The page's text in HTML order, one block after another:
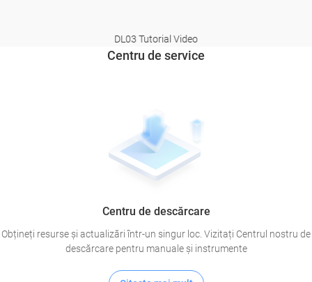
DL03 Tutorial Video
Centru de service
Centru de descărcare
Obțineți resurse și actualizări într-un singur loc. Vizitați Centrul nostru de
descărcare pentru manuale și instrumente